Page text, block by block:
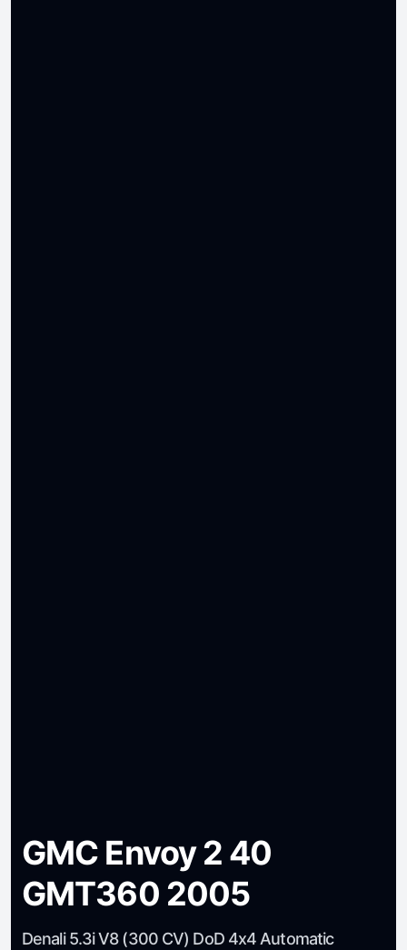
GMC Envoy 2 40
GMT360 2005
Denali 5.3i V8 (300 CV) DoD 4x4 Automatic